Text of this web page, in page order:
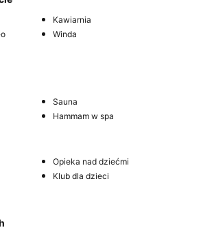
Kawiarnia
Winda
Sauna
Hammam w spa
Opieka nad dziećmi
Klub dla dzieci